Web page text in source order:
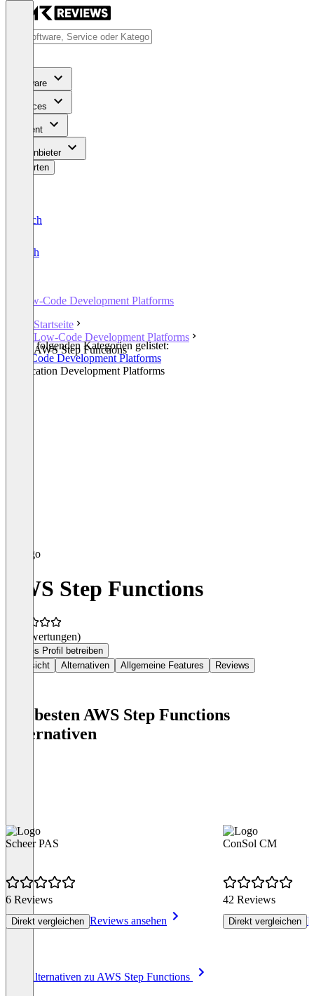
Software
Services
Content
Für Anbieter
Bewerten
Deutsch
English
Low-Code Development Platforms
Startseite
Low-Code Development Platforms
AWS Step Functions
In den folgenden Kategorien gelistet:
Low-Code Development Platforms
Application Development Platforms
AWS Step Functions
(0 Bewertungen)
Dieses Profil betreiben
Übersicht
Alternativen Allgemeine Features Reviews
Die besten AWS Step Functions
Alternativen
Scheer PAS
6 Reviews
Direkt vergleichen Reviews ansehen
ConSol CM
42 Reviews
Direkt vergleichen
Alle Alternativen zu AWS Step Functions